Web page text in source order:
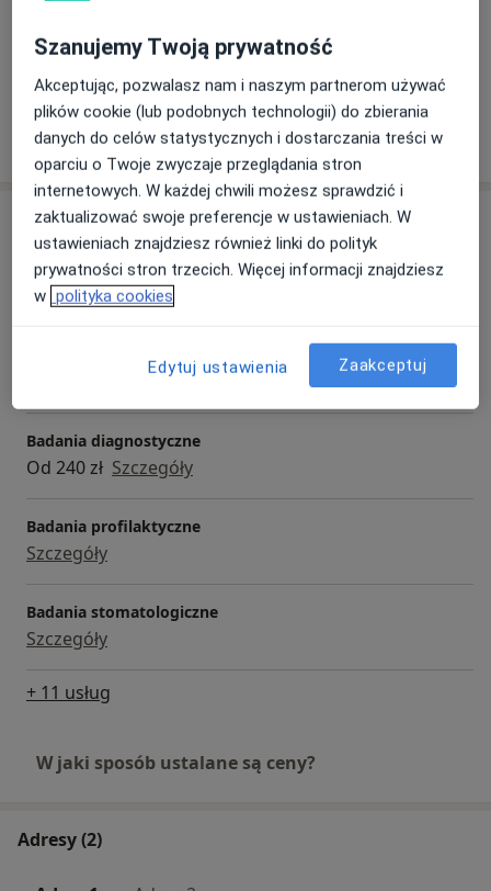
Zobacz galerię (6)
Pokaż więcejo doświadczeniu
Usługi i ceny
Konsultacja stomatologiczna
Od 150 zł Szczegóły Umów wizytę
Konsultacja stomatologiczna dzieci
Szczegóły
Badania diagnostyczne
Od 240 zł Szczegóły
Badania profilaktyczne
Szczegóły
Badania stomatologiczne
Szczegóły
+ 11 usług
W jaki sposób ustalane są ceny?
Adresy (2)
Szanujemy Twoją prywatność
Akceptując, pozwalasz nam i naszym partnerom używać
plików cookie (lub podobnych technologii) do zbierania
danych do celów statystycznych i dostarczania treści w
oparciu o Twoje zwyczaje przeglądania stron
internetowych. W każdej chwili możesz sprawdzić i
zaktualizować swoje preferencje w ustawieniach. W
ustawieniach znajdziesz również linki do polityk
prywatności stron trzecich. Więcej informacji znajdziesz
w polityka cookies
Edytuj ustawienia Zaakceptuj